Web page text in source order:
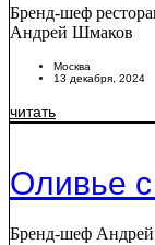
Бренд-шеф
Андрей Шмаков
Москва
13 декабря, 2024
читать
Оливье
Бренд-шеф Андрей